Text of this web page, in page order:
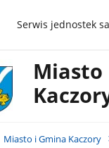
gov.plSerwis jednostek
Miasto
Miasto i Gmina Kaczory